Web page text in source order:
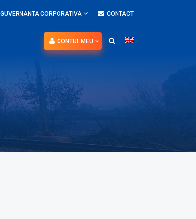
GUVERNANTA CORPORATIVA CONTACT
CONTUL MEU